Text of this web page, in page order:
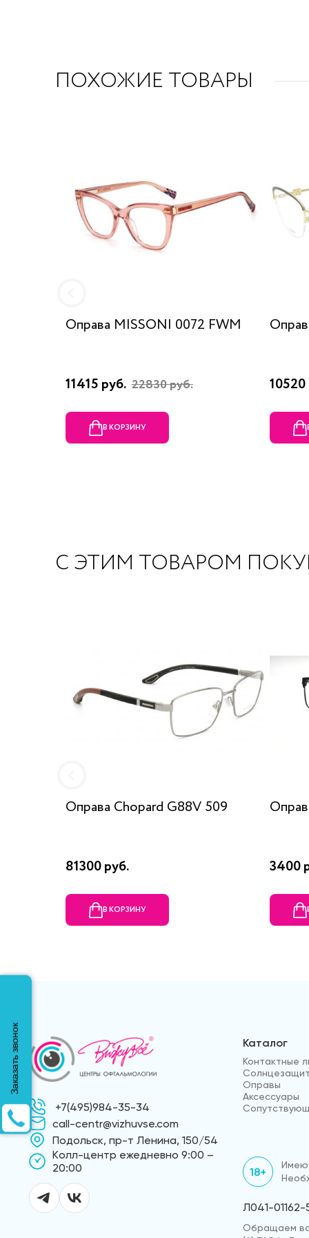
ПОХОЖИЕ ТОВАРЫ
Оправа MISSONI 0072 FWM
11415 руб. 22830 руб.
В КОРЗИНУ
10520
С ЭТИМ ТОВАРОМ
Оправа Chopard G88V 509
81300 руб.
В КОРЗИНУ
3400
+7(495)984-35-34
call-centr@vizhuvse.com
Подольск, пр-т Ленина, 150/54
Kолл-центр ежедневно 9:00 –
20:00
Каталог
Контактные
Оправы
Аксессуары
18+
Л041-
Обращаем
Заказать звонок